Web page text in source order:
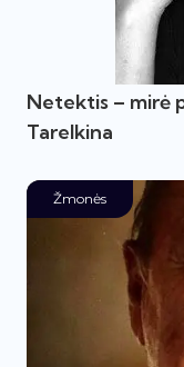
Netektis – mirė
Tarelkina
Žmonės